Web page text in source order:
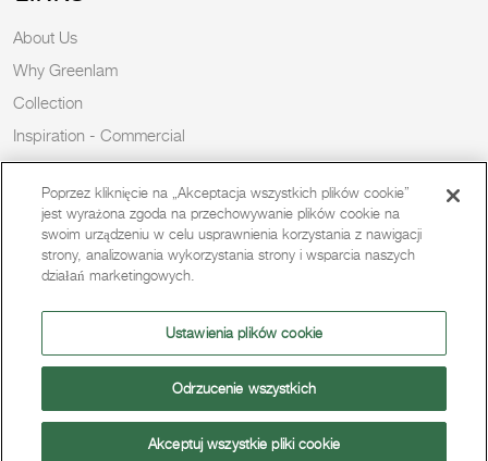
About Us
Why Greenlam
Collection
Inspiration - Commercial
Inspiration - Residential
Case Study
Trends
Resources
Copyright 2026 © Greenlam Industries Limited. All rights reserved.
Poprzez kliknięcie na „Akceptacja wszystkich plików cookie”
jest wyrażona zgoda na przechowywanie plików cookie na
swoim urządzeniu w celu usprawnienia korzystania z nawigacji
strony, analizowania wykorzystania strony i wsparcia naszych
działań marketingowych.
Ustawienia plików cookie
Odrzucenie wszystkich
Akceptuj wszystkie pliki cookie